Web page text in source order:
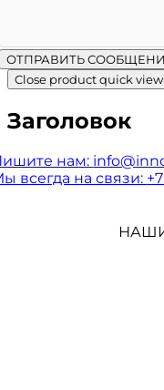
ОТПРАВИТЬ
Close product quick view
Заголовок
нам:
всегда на связи: